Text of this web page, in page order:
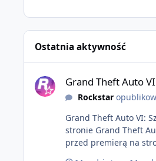
Ostatnia aktywność
Grand Theft Auto
Rockstar
Grand Theft Auto VI:
stronie Grand Theft Auto VI o 9 p.m. (ET) 27 sierpnia. https://netflix.com/
przed premierą na